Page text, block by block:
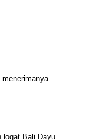
logat Bali Dayu.